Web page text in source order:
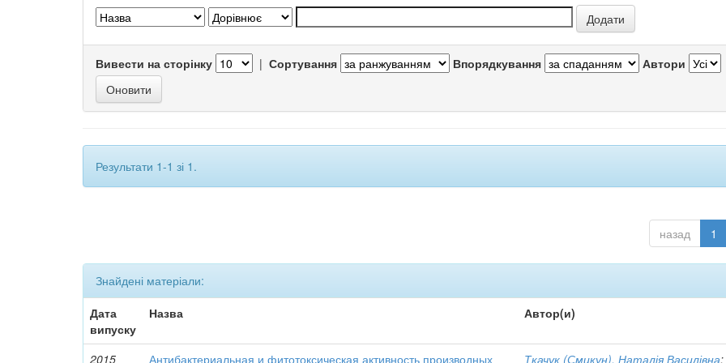
Вивести на сторінку | Сортування Впорядкування Автори
Результати 1-1 зі 1.
назад 1
Знайдені матеріали:
Дата
випуску
Назва Автор(и)
2015 Антибактериальная и фитотоксическая активность производных Ткачук (Смикун), Наталія Василівна;